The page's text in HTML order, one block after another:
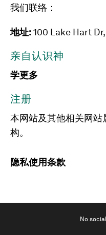
我们联络：
地址:100 Lake Hart
亲自认识神
学更多
注册
本网站及其他相关网站
构。
隐私使用条款
No